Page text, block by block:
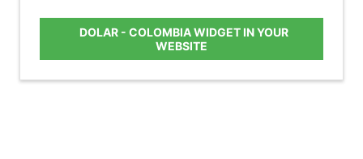
DOLAR - COLOMBIA WIDGET IN YOUR
WEBSITE